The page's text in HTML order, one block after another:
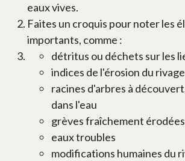
eaux vives.
Faites un croquis pour noter les
importants, comme :
détritus ou déchets sur les
indices de l'érosion du rivage
racines d'arbres à
dans l'eau
grèves fraîchement érodées
eaux troubles
modifications humaines du